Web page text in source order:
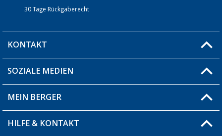
30 Tage Rückgaberecht
KONTAKT
Du hast eine Frage?
Filiale finden
SOZIALE MEDIEN
MEIN BERGER
Blog
HILFE & KONTAKT